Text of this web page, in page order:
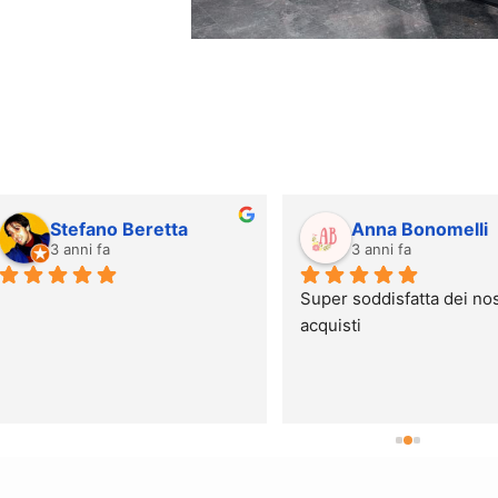
Lia Fioletti
3 anni fa
omar bratti
3 anni fa
Personale preparato e
disponibile...